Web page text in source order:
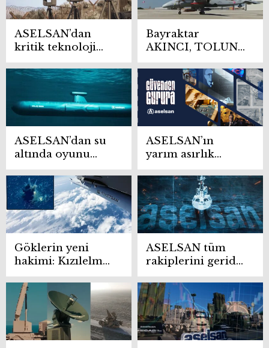
ASELSAN’dan
kritik teknoloji
hamlesi Türkiye
sayılı ülkeler
arasına girdi
Bayraktar
AKINCI, TOLUN-
P mühimmatıyla
hedefi tam
isabetle vurdu
ASELSAN’dan su
altında oyunu
değiştirecek
otonom sistemler
ASELSAN’ın
yarım asırlık
teknoloji
yolculuğu belgesel
oldu
Göklerin yeni
hakimi: Kızılelma
süpersonik
gücüyle tarih
yazıyor
ASELSAN tüm
rakiplerini geride
bıraktı